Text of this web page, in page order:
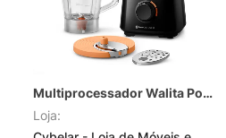
Multiprocessador Walita PowerChop
Loja: